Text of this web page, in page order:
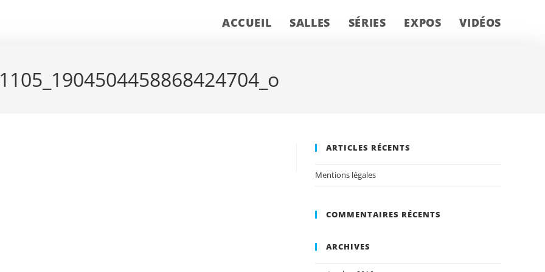
ACCUEIL SALLES SÉRIES EXPOS VIDÉOS
ARTICLES RÉCENTS
Mentions légales
COMMENTAIRES RÉCENTS
ARCHIVES